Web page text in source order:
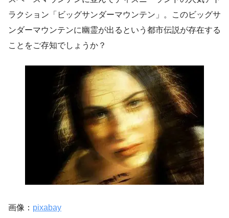
ラクション「ビッグサンダーマウンテン」。このビッグサ
ンダーマウンテンに幽霊が出るという都市伝説が存在する
ことをご存知でしょうか？
画像： pixabay